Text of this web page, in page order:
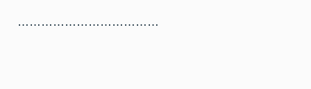
………………………………